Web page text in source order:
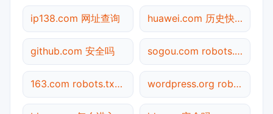
ip138.com 网址查询 huawei.com 历史快照
github.com 安全吗 sogou.com robots.txt检测
163.com robots.txt检测 wordpress.org robots.txt检测